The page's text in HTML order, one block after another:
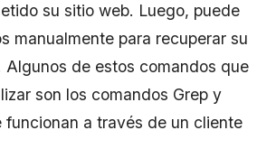
su sitio web. Luego, puede
manualmente para recuperar su
Algunos de estos comandos que
son los comandos Grep y
funcionan a través de un cliente